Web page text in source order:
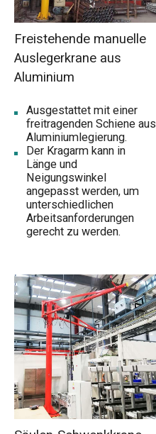
Freistehende manuelle
Auslegerkrane aus
Aluminium
Ausgestattet mit einer
freitragenden Schiene aus
Aluminiumlegierung.
Der Kragarm kann in
Länge und
Neigungswinkel
angepasst werden, um
unterschiedlichen
Arbeitsanforderungen
gerecht zu werden.